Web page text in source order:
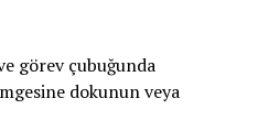
görev çubuğunda
dokunun veya